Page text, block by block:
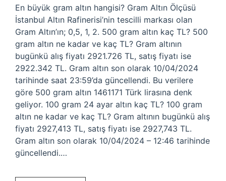
En büyük gram altın hangisi? Gram Altın Ölçüsü
İstanbul Altın Rafinerisi’nin tescilli markası olan
Gram Altın’ın; 0,5, 1, 2. 500 gram altın kaç TL? 500
gram altın ne kadar ve kaç TL? Gram altının
bugünkü alış fiyatı 2921.726 TL, satış fiyatı ise
2922.342 TL. Gram altın son olarak 10/04/2024
tarihinde saat 23:59’da güncellendi. Bu verilere
göre 500 gram altın 1461171 Türk lirasına denk
geliyor. 100 gram 24 ayar altın kaç TL? 100 gram
altın ne kadar ve kaç TL? Gram altının bugünkü alış
fiyatı 2927,413 TL, satış fiyatı ise 2927,743 TL.
Gram altın son olarak 10/04/2024 – 12:46 tarihinde
güncellendi.…